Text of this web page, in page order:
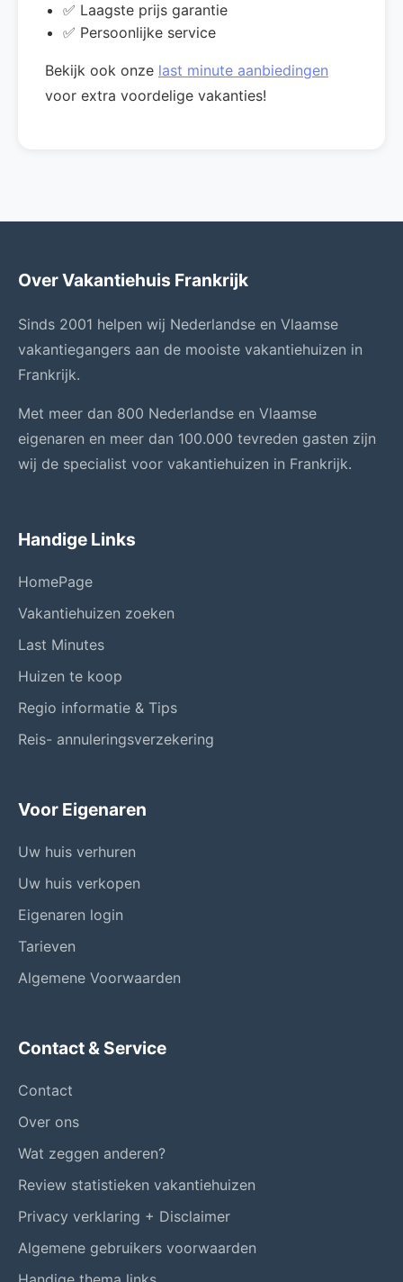
✅ Laagste prijs garantie
✅ Persoonlijke service
Bekijk ook onze last minute aanbiedingen
voor extra voordelige vakanties!
Over Vakantiehuis Frankrijk
Sinds 2001 helpen wij Nederlandse en Vlaamse
vakantiegangers aan de mooiste vakantiehuizen in
Frankrijk.
Met meer dan 800 Nederlandse en Vlaamse
eigenaren en meer dan 100.000 tevreden gasten zijn
wij de specialist voor vakantiehuizen in Frankrijk.
Handige Links
HomePage
Vakantiehuizen zoeken
Last Minutes
Huizen te koop
Regio informatie & Tips
Reis- annuleringsverzekering
Voor Eigenaren
Uw huis verhuren
Uw huis verkopen
Eigenaren login
Tarieven
Algemene Voorwaarden
Contact & Service
Contact
Over ons
Wat zeggen anderen?
Review statistieken vakantiehuizen
Privacy verklaring + Disclaimer
Algemene gebruikers voorwaarden